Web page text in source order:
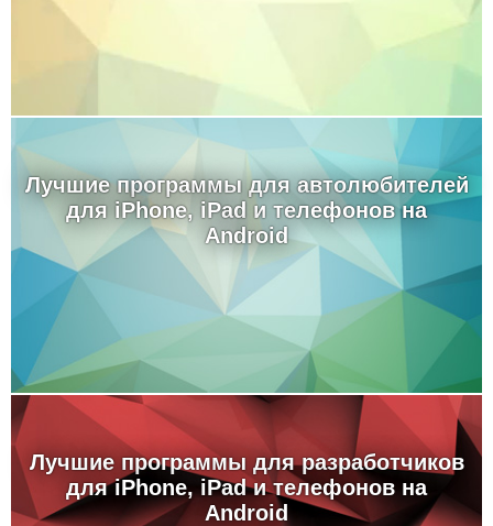
Лучшие программы для автолюбителей
для iPhone, iPad и телефонов на
Android
Лучшие программы для разработчиков
для iPhone, iPad и телефонов на
Android